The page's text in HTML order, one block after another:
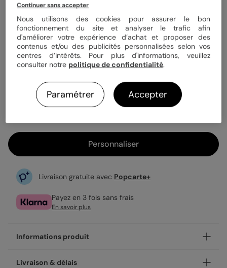
Papier
Quantité Échantillon personnalisé
3,25 €
Fabrication française
Expédition rapide en 24h
Personnaliser
Livraison gratuite avec Popcarte+
Payez en 3 fois sans frais
En savoir plus
Informations produit
Personnalisez votre menu Promenade champêtre, pour
Livraison & délais
Continuer sans accepter
Nous utilisons des cookies pour assurer le bon
fonctionnement du site et analyser le trafic afin
d'améliorer votre expérience d’achat et proposer des
contenus et/ou des publicités personnalisées selon vos
centres d’intérêts. Pour plus d'informations, veuillez
consulter notre politique de confidentialité.
Paramétrer Accepter